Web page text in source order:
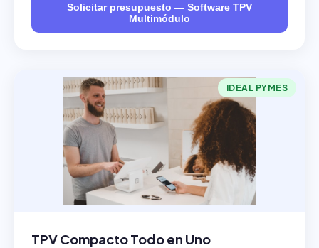
Solicitar presupuesto — Software TPV
Multimódulo
IDEAL PYMES
TPV Compacto Todo en Uno